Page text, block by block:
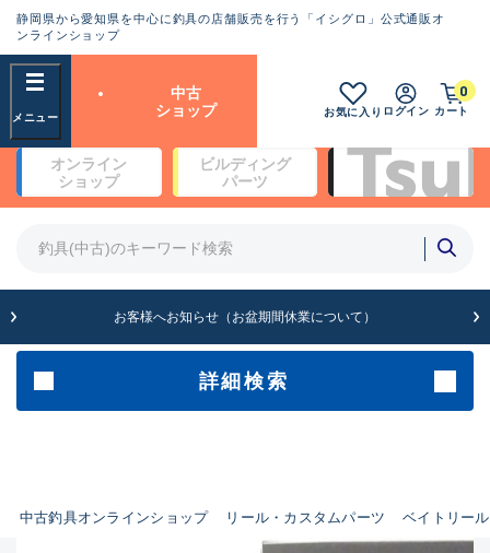
静岡県から愛知県を中心に釣具の店舗販売を行う「イシグロ」公式通販オ
ンラインショップ
中古
ショップ
お気に入り ログイン カート
0
オンライン
ショップ
ビルディング
パーツ
お客様へお知らせ（お盆期間休業について）
詳細検索
中古釣具オンラインショップ リール・カスタムパーツ ベイトリール
フリーワード
商品カテゴリ
竿・ルアーロッド(64200)
その他・雑品(1061)
イシグロフレスポ鈴鹿店
ランクとは？
良
SA
新古品（メーカー問屋から仕
入れた未使用品）
※店頭展示時の置き傷が付いている
ものも含む
傷が極めて少ない極上品
B